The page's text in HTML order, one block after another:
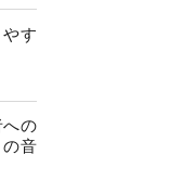
す
の
音